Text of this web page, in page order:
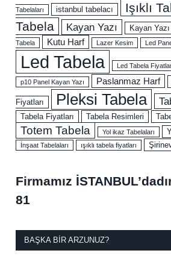
Tabelaları istanbul tabelacı Işıklı
Tabela
Kayan Yazı Kayan
Tabela
Kutu Harf Lazer Kesim Led
Led Tabela Led Tabela
p10 Panel Kayan Yazı Paslanmaz Harf
Fiyatları Pleksi Tabela
Tabela Fiyatları Tabela Resimleri
Totem Tabela Yol ikaz Tabelaları
İnşaat Tabelaları ışıklı tabela fiyatları
Firmamız
81
BAŞKA BIR ARZUNUZ?